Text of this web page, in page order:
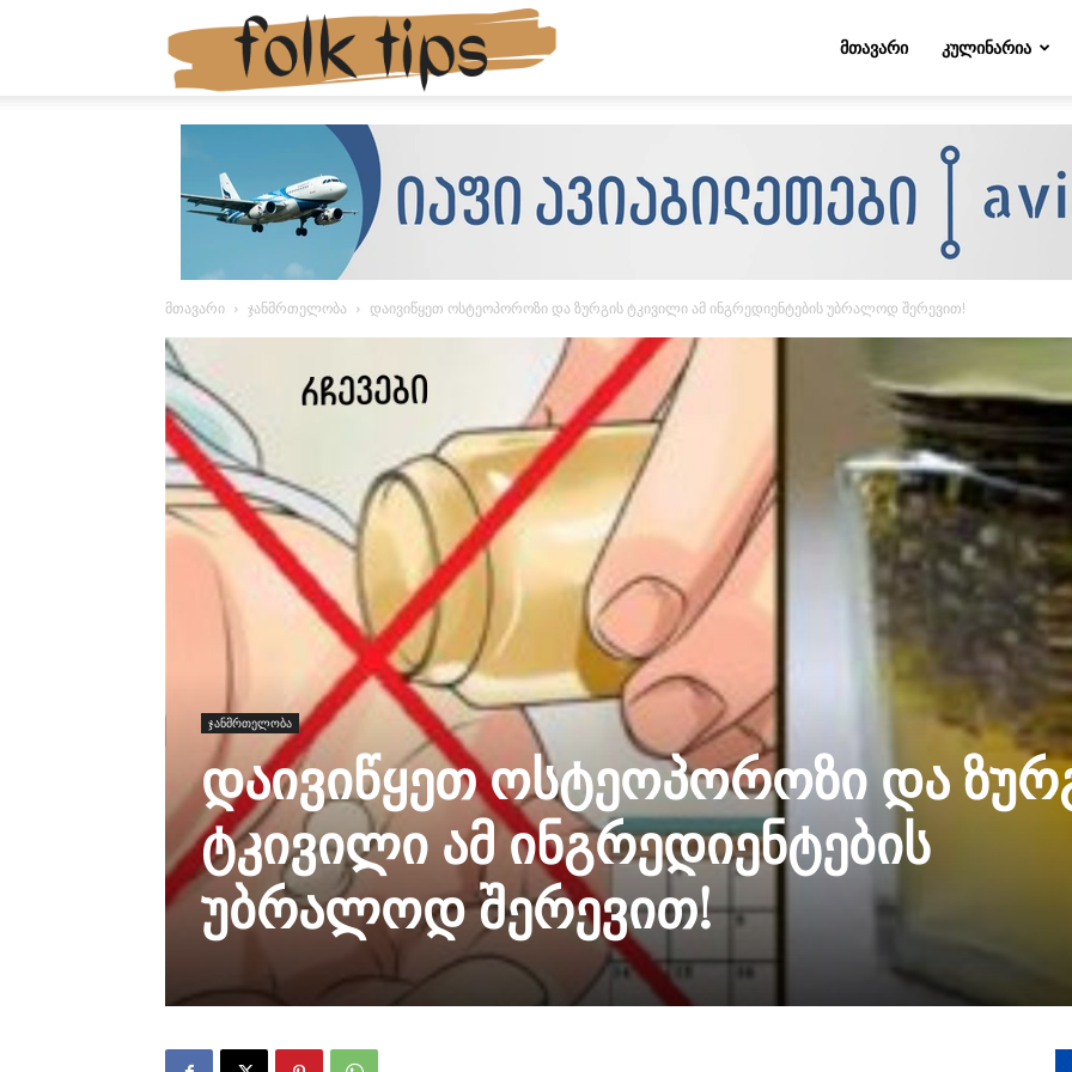
Folktips.org ᲛᲗᲐᲕᲐᲠᲘ ᲙᲣᲚᲘᲜᲐᲠᲘᲐ
მთავარი ჯანმრთელობა დაივიწყეთ ოსტეოპოროზი და ზურგის ტკივილი ამ ინგრედიენტების უბრალოდ შერევით!
ჯანმრთელობა
დაივიწყეთ ოსტეოპოროზი და
ტკივილი ამ ინგრედიენტების
უბრალოდ შერევით!